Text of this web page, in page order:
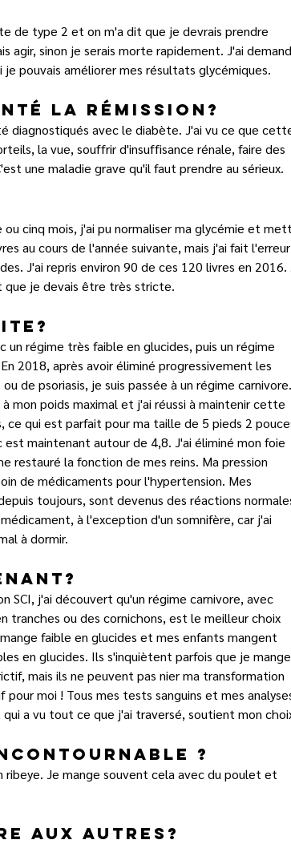
de type 2 et on m'a dit que je devrais prendre
agir, sinon je serais morte rapidement. J'ai
pouvais améliorer mes résultats glycémiques.
la rémission?
diagnostiqués avec le diabète. J'ai vu ce que
la vue, souffrir d'insuffisance rénale, faire des
une maladie grave qu'il faut prendre au sérieux.
cinq mois, j'ai pu normaliser ma glycémie et
au cours de l'année suivante, mais j'ai fait l'erreur
J'ai repris environ 90 de ces 120 livres en 2016.
que je devais être très stricte.
régime très faible en glucides, puis un régime
2018, après avoir éliminé progressivement les
de psoriasis, je suis passée à un régime carnivore.
mon poids maximal et j'ai réussi à maintenir cette
qui est parfait pour ma taille de 5 pieds 2
maintenant autour de 4,8. J'ai éliminé mon foie
restauré la fonction de mes reins. Ma pression
de médicaments pour l'hypertension. Mes
toujours, sont devenus des réactions
à l'exception d'un somnifère, car j'ai
à dormir.
SCI, j'ai découvert qu'un régime carnivore, avec
tranches ou des cornichons, est le meilleur choix
faible en glucides et mes enfants mangent
en glucides. Ils s'inquiètent parfois que je mange
mais ils ne peuvent pas nier ma transformation
moi ! Tous mes tests sanguins et mes
a vu tout ce que j'ai traversé, soutient mon
?
Je mange souvent cela avec du poulet et
aux autres?